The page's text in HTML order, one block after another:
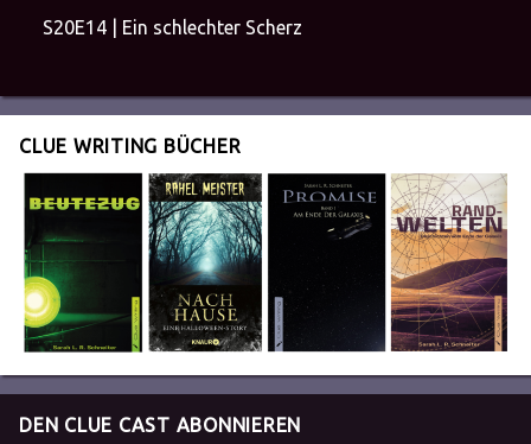
S20E14 | Ein schlechter Scherz
CLUE WRITING BÜCHER
DEN CLUE CAST ABONNIEREN